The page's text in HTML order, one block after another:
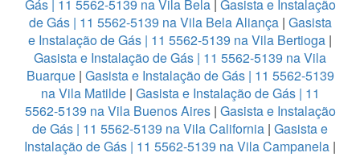
Gás | 11 5562-5139 na Vila Bela| Gasista e Instalação
de Gás | 11 5562-5139 na Vila Bela Aliança| Gasista
e Instalação de Gás | 11 5562-5139 na Vila Bertioga |
Gasista e Instalação de Gás | 11 5562-5139 na Vila
Buarque| Gasista e Instalação de Gás | 11 5562-5139
na Vila Matilde| Gasista e Instalação de Gás | 11
5562-5139 na Vila Buenos Aires| Gasista e Instalação
de Gás | 11 5562-5139 na Vila California | Gasista e
Instalação de Gás | 11 5562-5139 na Vila Campanela |